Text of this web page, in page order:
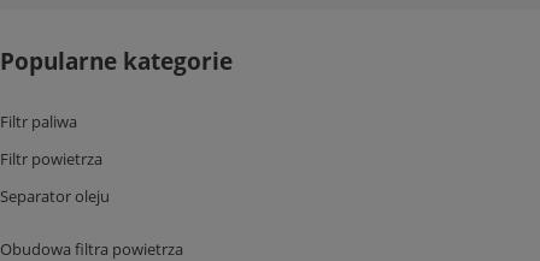
Popularne kategorie
Filtr paliwa
Filtr powietrza
Separator oleju
Obudowa filtra powietrza